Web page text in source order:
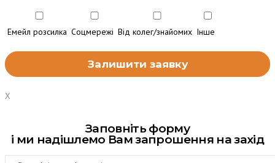
Емейл розсилка Соцмережі Від колег/знайомих Інше
X
Заповніть форму
і ми надішлемо Вам запрошення на захід